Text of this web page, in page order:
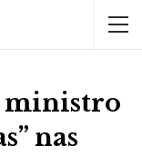
ministro
nas